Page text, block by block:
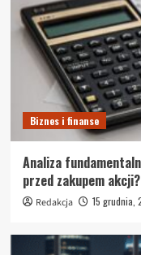
Biznes i finanse
Analiza
przed zakupem akcji?
Redakcja 15 grudnia,